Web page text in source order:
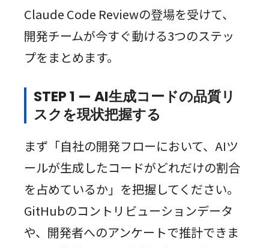
Claude Code Reviewの登場を受けて、
開発チームが今すぐ動ける3つのステッ
プをまとめます。
STEP 1 — AI生成コードの品質リ
スクを現状把握する
まず「自社の開発フローにおいて、AIツ
ールが生成したコードがどれだけの割合
を占めているか」を把握してください。
GitHubのコントリビューションデータ
や、開発者へのアンケートで推計できま